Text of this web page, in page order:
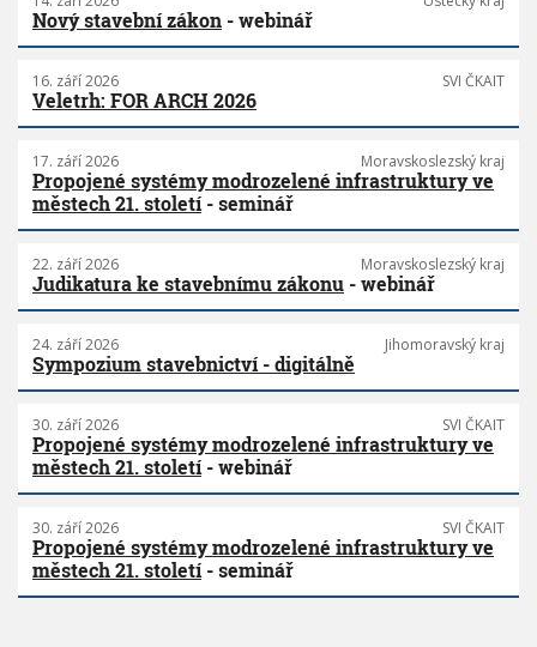
Nový stavební zákon - webinář
16. září 2026 SVI ČKAIT
Veletrh: FOR ARCH 2026
17. září 2026 Moravskoslezský kraj
Propojené systémy modrozelené infrastruktury ve
městech 21. století- seminář
22. září 2026 Moravskoslezský kraj
Judikatura ke stavebnímu zákonu - webinář
24. září 2026 Jihomoravský kraj
Sympozium stavebnictví - digitálně
30. září 2026 SVI ČKAIT
Propojené systémy modrozelené infrastruktury ve
městech 21. století- webinář
30. září 2026 SVI ČKAIT
Propojené systémy modrozelené infrastruktury ve
městech 21. století- seminář